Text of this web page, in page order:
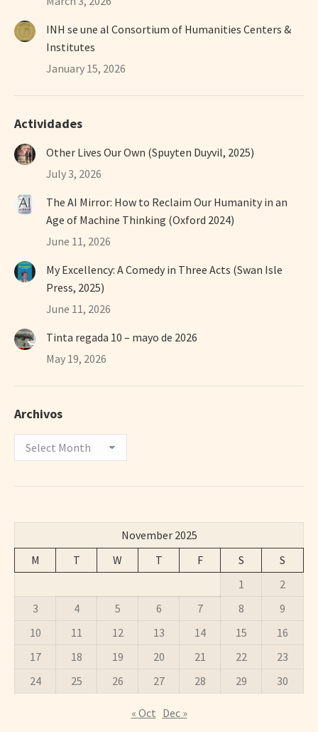
INH se une al Consortium of Humanities Centers &
Institutes
January 15, 2026
Actividades
Other Lives Our Own (Spuyten Duyvil, 2025)
July 3, 2026
The AI Mirror: How to Reclaim Our Humanity in an
Age of Machine Thinking (Oxford 2024)
June 11, 2026
My Excellency: A Comedy in Three Acts (Swan Isle
Press, 2025)
June 11, 2026
Tinta regada 10 – mayo de 2026
May 19, 2026
Archivos
Archivos
November 2025
M
T W T F S
S
1
2
3
4 5 6 7 8
9
10
11 12 13 14 15
16
17
18 19 20 21 22
23
24
25 26 27 28 29 30
« Oct Dec »